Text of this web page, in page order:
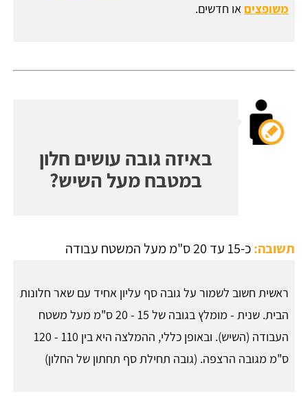
משופצים או חדשים.
באיזה גובה עושים חלון
במטבח מעל השיש?
תשובה:כ-15 עד 20 ס"מ מעל המשטח עבודה
ראשית חשוב לשמור על גובה סף עליון אחיד עם שאר חלונות
הבית. שנית - מומלץ בגובה של 15 - 20 ס"מ מעל משטח
העבודה (השיש). ובאופן כללי, ההמלצה היא בין 110 - 120
ס"מ מגובה הרצפה. (גובה תחילת סף תחתון של החלון)